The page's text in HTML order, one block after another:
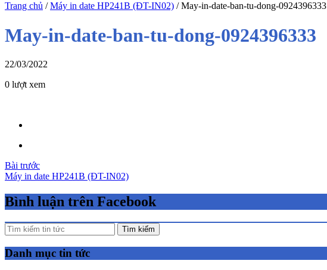
Trang chủ /Máy in date HP241B (ĐT-IN02) /May-in-date-ban-tu-dong-0924396333
May-in-date-ban-tu-dong-0924396333
22/03/2022
0 lượt xem
Điều
hướng
bài
Bài trước
Máy in date HP241B (ĐT-IN02)
Bình luận trên Facebook
Tìm kiếm
Danh mục tin tức